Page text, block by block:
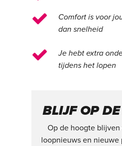
Comfort is voor
dan snelheid
Je hebt extra
tijdens het lopen
BLIJF OP
Op de hoogte blijven
loopnieuws en nieuwe